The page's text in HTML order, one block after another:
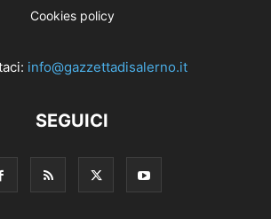
Cookies policy
info@gazzettadisalerno.it
SEGUICI